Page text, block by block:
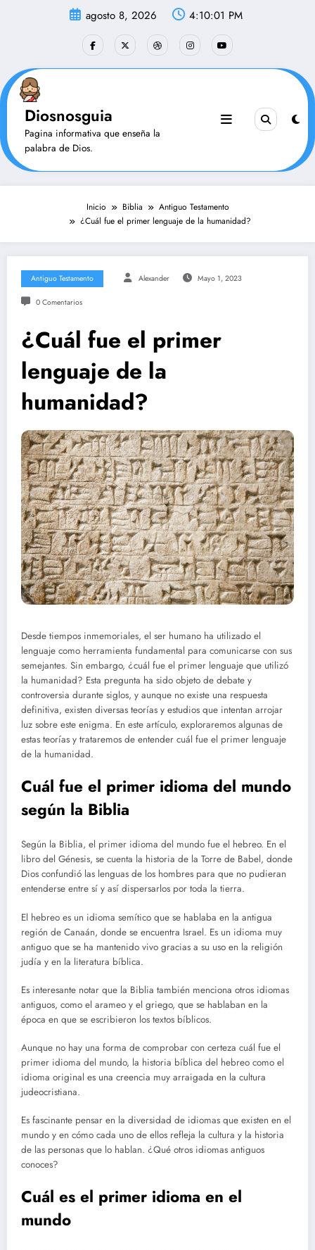
agosto 8, 2026 4:10:02 PM
Diosnosguia
Pagina informativa que enseña la
palabra de Dios.
Inicio Biblia
Antiguo Testamento
¿Cuál fue el primer lenguaje de la humanidad?
Antiguo Testamento Alexander Mayo 1, 2023
0 Comentarios
¿Cuál fue el primer
lenguaje de la
humanidad?
Desde tiempos inmemoriales, el ser humano ha utilizado el
lenguaje como herramienta fundamental para comunicarse con sus
semejantes. Sin embargo, ¿cuál fue el primer lenguaje que utilizó
la humanidad? Esta pregunta ha sido objeto de debate y
controversia durante siglos, y aunque no existe una respuesta
definitiva, existen diversas teorías y estudios que intentan arrojar
luz sobre este enigma. En este artículo, exploraremos algunas de
estas teorías y trataremos de entender cuál fue el primer lenguaje
de la humanidad.
Cuál fue el primer idioma del mundo
según la Biblia
Según la Biblia, el primer idioma del mundo fue el hebreo. En el
libro del Génesis, se cuenta la historia de la Torre de Babel, donde
Dios confundió las lenguas de los hombres para que no pudieran
entenderse entre sí y así dispersarlos por toda la tierra.
El hebreo es un idioma semítico que se hablaba en la antigua
región de Canaán, donde se encuentra Israel. Es un idioma muy
antiguo que se ha mantenido vivo gracias a su uso en la religión
judía y en la literatura bíblica.
Es interesante notar que la Biblia también menciona otros idiomas
antiguos, como el arameo y el griego, que se hablaban en la
época en que se escribieron los textos bíblicos.
Aunque no hay una forma de comprobar con certeza cuál fue el
primer idioma del mundo, la historia bíblica del hebreo como el
idioma original es una creencia muy arraigada en la cultura
judeocristiana.
Es fascinante pensar en la diversidad de idiomas que existen en el
mundo y en cómo cada uno de ellos refleja la cultura y la historia
de las personas que lo hablan. ¿Qué otros idiomas antiguos
conoces?
Cuál es el primer idioma en el
mundo